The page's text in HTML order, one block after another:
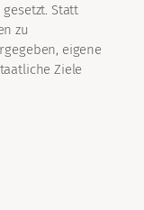
Statt
zu
eigene
Ziele